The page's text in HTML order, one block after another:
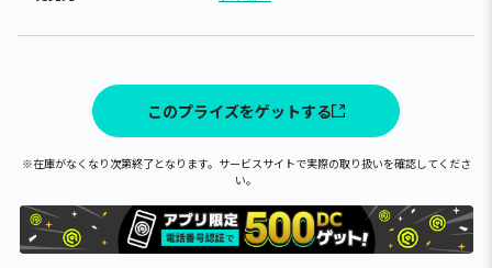
このプライズをゲットする
※在庫がなくなり次第終了となります。サービスサイトで実際の取り扱いを確認してくださ
い。